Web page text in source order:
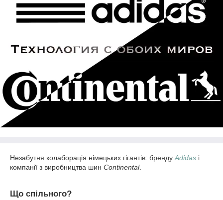
Незабутня колаборація німецьких гігантів: бренду Adidas і
компанії з виробництва шин Continental.
Що спільного?